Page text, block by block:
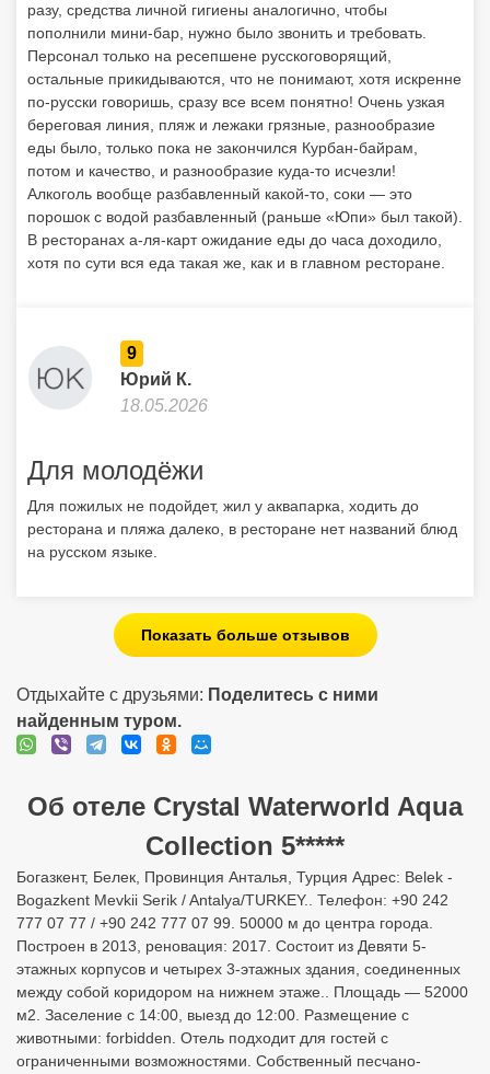
разу, средства личной гигиены аналогично, чтобы
пополнили мини-бар, нужно было звонить и требовать.
Персонал только на ресепшене русскоговорящий,
остальные прикидываются, что не понимают, хотя искренне
по-русски говоришь, сразу все всем понятно! Очень узкая
береговая линия, пляж и лежаки грязные, разнообразие
еды было, только пока не закончился Курбан-байрам,
потом и качество, и разнообразие куда-то исчезли!
Алкоголь вообще разбавленный какой-то, соки — это
порошок с водой разбавленный (раньше «Юпи» был такой).
В ресторанах а-ля-карт ожидание еды до часа доходило,
хотя по сути вся еда такая же, как и в главном ресторане.
9
Юрий К.
18.05.2026
Для молодёжи
Для пожилых не подойдет, жил у аквапарка, ходить до
ресторана и пляжа далеко, в ресторане нет названий блюд
на русском языке.
Показать больше отзывов
Отдыхайте с друзьями: Поделитесь с ними
найденным туром.
Об отеле Crystal Waterworld Aqua
Collection 5*****
Богазкент, Белек, Провинция Анталья, Турция Адрес: Belek -
Bogazkent Mevkii Serik / Antalya/TURKEY.. Телефон: +90 242
777 07 77 / +90 242 777 07 99. 50000 м до центра города.
Построен в 2013, реновация: 2017. Состоит из Девяти 5-
этажных корпусов и четырех 3-этажных здания, соединенных
между собой коридором на нижнем этаже.. Площадь — 52000
м2. Заселение с 14:00, выезд до 12:00. Размещение с
животными: forbidden. Отель подходит для гостей с
ограниченными возможностями. Собственный песчано-